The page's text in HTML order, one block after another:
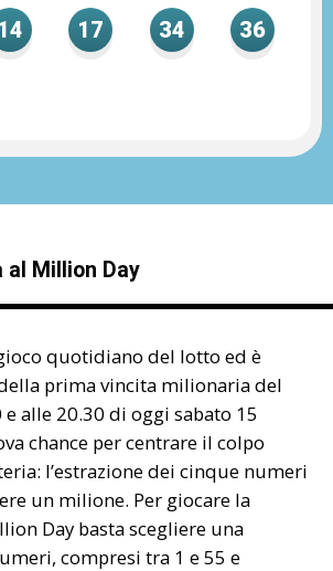
14 17 34 36
al Million Day
quotidiano del lotto ed è
prima vincita milionaria del
alle 20.30 di oggi sabato 15
chance per centrare il colpo
l’estrazione dei cinque numeri
un milione. Per giocare la
Day basta scegliere una
compresi tra 1 e 55 e